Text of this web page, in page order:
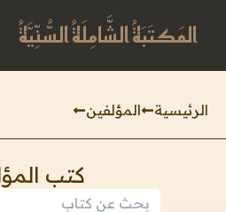
المَكتَبَةُ الشَّامِلَةُ السُّنِّيَّةُ
الرئيسية المؤلفين
كتب